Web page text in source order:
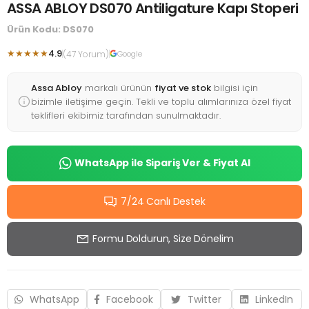
ASSA ABLOY DS070 Antiligature Kapı Stoperi
Ürün Kodu: DS070
★★★★★4.9(47 Yorum) Google
Assa Abloy markalı ürünün fiyat ve stok bilgisi için
bizimle iletişime geçin. Tekli ve toplu alımlarınıza özel fiyat
teklifleri ekibimiz tarafından sunulmaktadır.
WhatsApp ile Sipariş Ver & Fiyat Al
7/24 Canlı Destek
Formu Doldurun, Size Dönelim
WhatsApp Facebook Twitter LinkedIn